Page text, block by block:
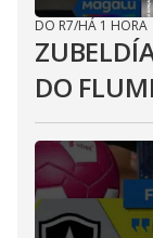
DO R7/HÁ 1 HORA
DO